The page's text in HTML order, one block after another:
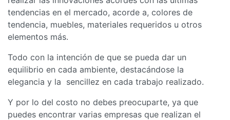
tendencias en el mercado, acorde a, colores de
tendencia, muebles, materiales requeridos u otros
elementos más.
Todo con la intención de que se pueda dar un
equilibrio en cada ambiente, destacándose la
elegancia y la sencillez en cada trabajo realizado.
Y por lo del costo no debes preocuparte, ya que
puedes encontrar varias empresas que realizan el